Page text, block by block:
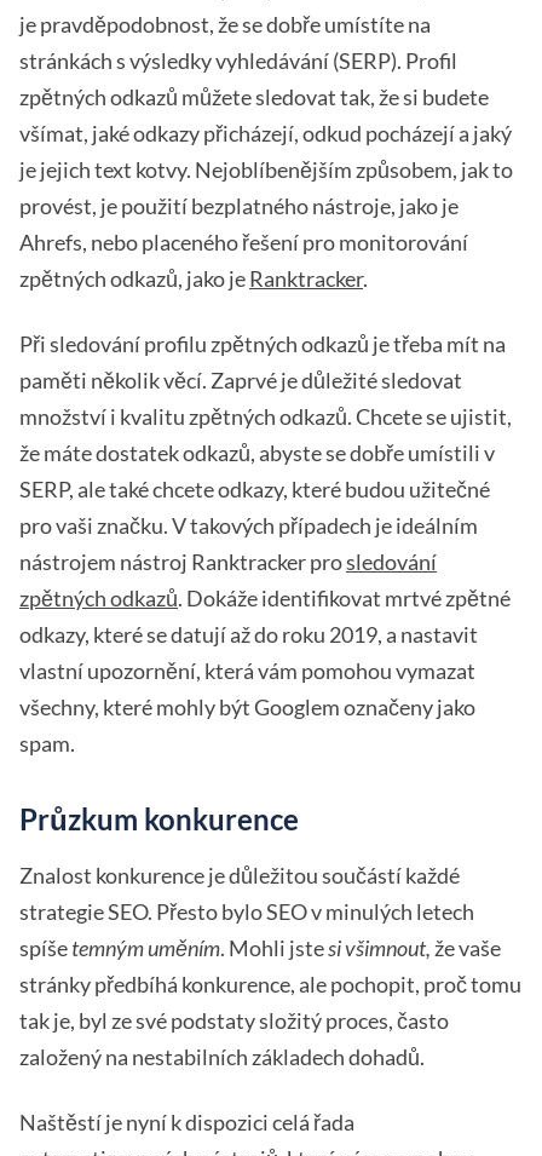
je pravděpodobnost, že se dobře umístíte na
stránkách s výsledky vyhledávání (SERP). Profil
zpětných odkazů můžete sledovat tak, že si budete
všímat, jaké odkazy přicházejí, odkud pocházejí a jaký
je jejich text kotvy. Nejoblíbenějším způsobem, jak to
provést, je použití bezplatného nástroje, jako je
Ahrefs, nebo placeného řešení pro monitorování
zpětných odkazů, jako jeRanktracker.
Při sledování profilu zpětných odkazů je třeba mít na
paměti několik věcí. Zaprvé je důležité sledovat
množství i kvalitu zpětných odkazů. Chcete se ujistit,
že máte dostatek odkazů, abyste se dobře umístili v
SERP, ale také chcete odkazy, které budou užitečné
pro vaši značku. V takových případech je ideálním
nástrojem nástroj Ranktracker prosledování
zpětných odkazů. Dokáže identifikovat mrtvé zpětné
odkazy, které se datují až do roku 2019, a nastavit
vlastní upozornění, která vám pomohou vymazat
všechny, které mohly být Googlem označeny jako
spam.
Průzkum konkurence
Znalost konkurence je důležitou součástí každé
strategie SEO. Přesto bylo SEO v minulých letech
spíšetemným uměním. Mohli jstesi všimnout, že vaše
stránky předbíhá konkurence, ale pochopit, proč tomu
tak je, byl ze své podstaty složitý proces, často
založený na nestabilních základech dohadů.
Naštěstí je nyní k dispozici celá řada